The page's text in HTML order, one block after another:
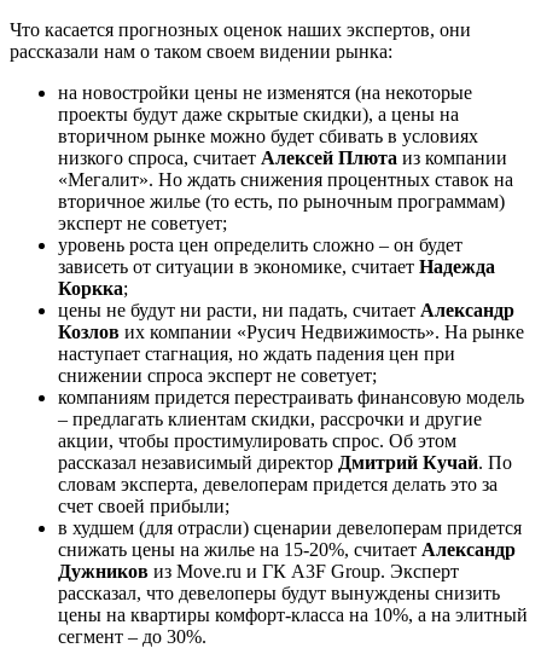
Что касается прогнозных оценок наших экспертов, они
рассказали нам о таком своем видении рынка:
на новостройки цены не изменятся (на некоторые
проекты будут даже скрытые скидки), а цены на
вторичном рынке можно будет сбивать в условиях
низкого спроса, считает Алексей Плюта из компании
«Мегалит». Но ждать снижения процентных ставок на
вторичное жилье (то есть, по рыночным программам)
эксперт не советует;
уровень роста цен определить сложно – он будет
зависеть от ситуации в экономике, считает Надежда
Коркка;
цены не будут ни расти, ни падать, считает Александр
Козлов их компании «Русич Недвижимость». На рынке
наступает стагнация, но ждать падения цен при
снижении спроса эксперт не советует;
компаниям придется перестраивать финансовую модель
– предлагать клиентам скидки, рассрочки и другие
акции, чтобы простимулировать спрос. Об этом
рассказал независимый директор Дмитрий Кучай. По
словам эксперта, девелоперам придется делать это за
счет своей прибыли;
в худшем (для отрасли) сценарии девелоперам придется
снижать цены на жилье на 15-20%, считает Александр
Дужников из Move.ru и ГК A3F Group. Эксперт
рассказал, что девелоперы будут вынуждены снизить
цены на квартиры комфорт-класса на 10%, а на элитный
сегмент – до 30%.